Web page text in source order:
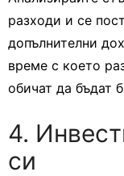
разходи и се
допълнителни
време с което
обичат да бъдат
4.
си